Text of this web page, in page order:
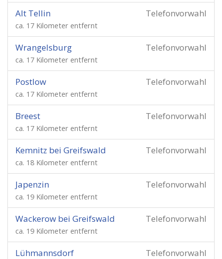
Telefonvorwahl
Alt Tellin
ca. 17 Kilometer entfernt
Telefonvorwahl
Wrangelsburg
ca. 17 Kilometer entfernt
Telefonvorwahl
Postlow
ca. 17 Kilometer entfernt
Telefonvorwahl
Breest
ca. 17 Kilometer entfernt
Telefonvorwahl
Kemnitz bei Greifswald
ca. 18 Kilometer entfernt
Telefonvorwahl
Japenzin
ca. 19 Kilometer entfernt
Telefonvorwahl
Wackerow bei Greifswald
ca. 19 Kilometer entfernt
Telefonvorwahl
Lühmannsdorf